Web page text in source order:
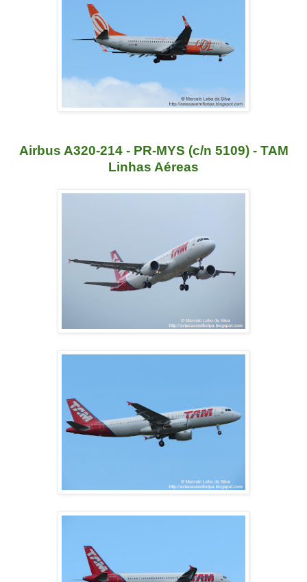
Airbus A320-214 - PR-MYS (c/n 5109) - TAM
Linhas Aéreas